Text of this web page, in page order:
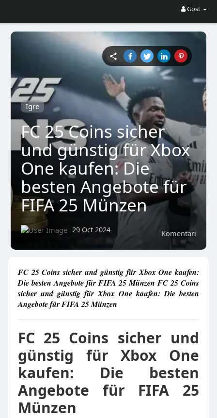
Gost
Igre
FC 25 Coins sicher
und günstig für Xbox
One kaufen: Die
besten Angebote für
FIFA 25 Münzen
Komentari
29 Oct 2024
FC 25 Coins sicher und günstig für Xbox One kaufen:
Die besten Angebote für FIFA 25 Münzen FC 25 Coins
sicher und günstig für Xbox One kaufen: Die besten
Angebote für FIFA 25 Münzen
FC 25 Coins sicher und
günstig für Xbox One
kaufen: Die besten
Angebote für FIFA 25
Münzen